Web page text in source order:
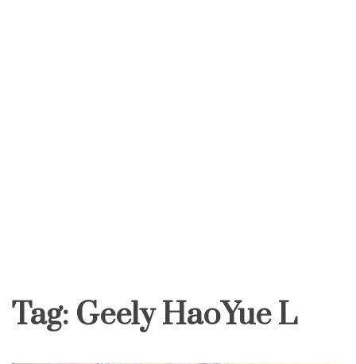
Tag: Geely HaoYue L